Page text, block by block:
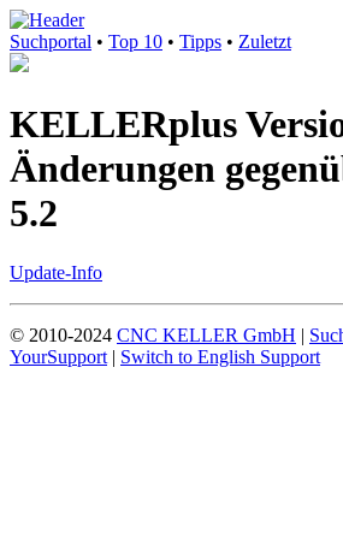
Suchportal • Top 10 • Tipps • Zuletzt
KELLERplus
Änderungen
5.2
Update-Info
© 2010-2024 CNC KELLER GmbH |
YourSupport | Switch to English Support